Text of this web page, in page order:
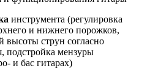
инструмента (регулировка
и нижнего порожков,
высоты струн согласно
подстройка мензуры
и бас гитарах)